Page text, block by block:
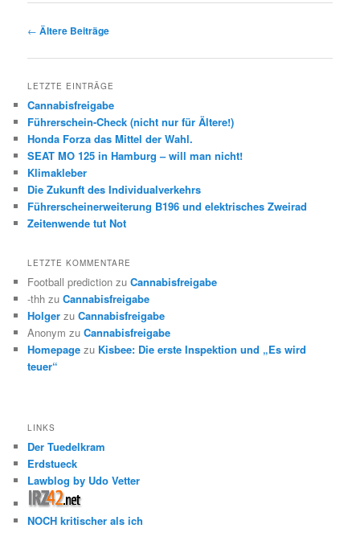
Beitrags-
← Ältere Beiträge
LETZTE EINTRÄGE
Cannabisfreigabe
Führerschein-Check (nicht nur für Ältere!)
Honda Forza das Mittel der Wahl.
SEAT MO 125 in Hamburg – will man nicht!
Klimakleber
Die Zukunft des Individualverkehrs
Führerscheinerweiterung B196 und elektrisches Zweirad
Zeitenwende tut Not
LETZTE KOMMENTARE
Football prediction zuCannabisfreigabe
-thh zuCannabisfreigabe
Holger zuCannabisfreigabe
Anonym zuCannabisfreigabe
Homepage zu Kisbee: Die erste Inspektion und „Es wird
teuer“
LINKS
Der Tuedelkram
Erdstueck
Lawblog by Udo Vetter
NOCH kritischer als ich